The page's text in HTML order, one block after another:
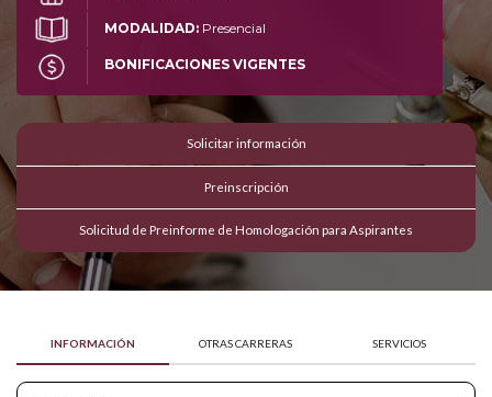
MODALIDAD:Presencial
BONIFICACIONES VIGENTES
Solicitar información
Preinscripción
Solicitud de Preinforme de Homologación para Aspirantes
INFORMACIÓN OTRAS CARRERAS SERVICIOS